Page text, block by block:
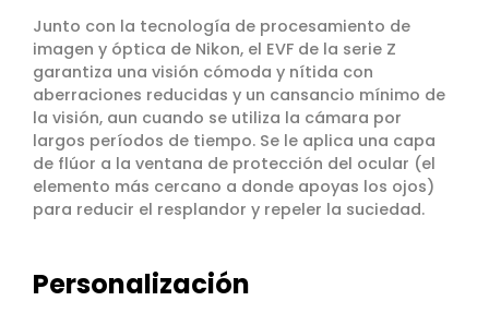
Junto con la tecnología de procesamiento de
imagen y óptica de Nikon, el EVF de la serie Z
garantiza una visión cómoda y nítida con
aberraciones reducidas y un cansancio mínimo de
la visión, aun cuando se utiliza la cámara por
largos períodos de tiempo. Se le aplica una capa
de flúor a la ventana de protección del ocular (el
elemento más cercano a donde apoyas los ojos)
para reducir el resplandor y repeler la suciedad.
Personalización